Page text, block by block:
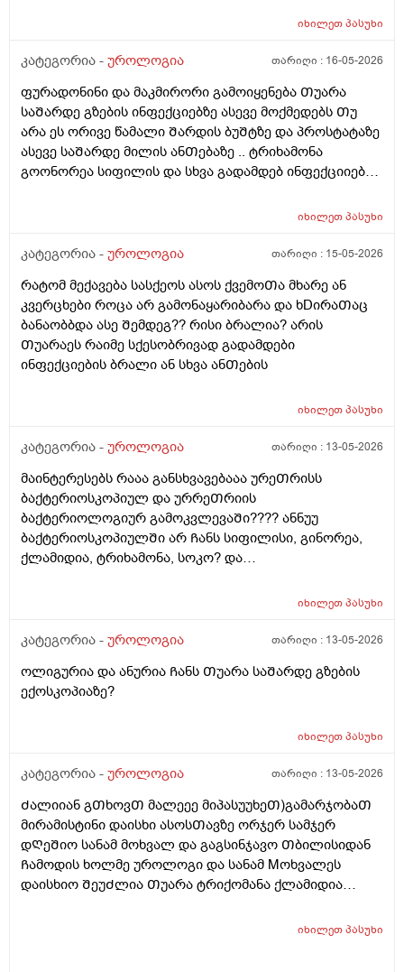
გამო ალბად ასოს Თავიცბმაგიტო მტკიოდა ამ
დავკავდი და ანუ არაფერი არც გამოუყრია არაფერი
პირიქიNის წიᲗელი რააგაცები გამიქრა დაარც
ტკივილი მქონია იმ დᲦესვე მარა რომ მოვᲨარდე ასოს
ᲫირᲨი Შარდვის დროს ტკივილს დისკომფორტს
ვგრᲫნობდი ᲗიᲗწოს ᲫალაᲗი Შარდავო არადა
ამდროს Შარდი GაᲩერებული იყოდა არ მოდიოდა
ᲨეიᲫლება იყოს Თუარა ფსიგოლოგიური და ნევროზის
ბრალი? იმიტორო დიდიხანი 4-5 წელი ნევროზის
წამლებს ვსვავდი და ᲩემიᲗ დავანებე Თავი 6Თვეა
კავᲨირᲨი
მაინტერესებს მაკმირორის აბები ᲨეიᲫლება Თუარა
საᲦამო და პროსტატის ან Შარდის ბუᲨტის ან ურეᲗრის
ექიმმა ახლობელმა დალიეო და ასევე სხვადასხვა
გადამდებ ინფექციებზე გონორეა ქლამიდია
სიფილისზე ᲗუᲨველის ან სხვა რომელიმე ბაქტერიულ
ინფექციაზე?
იხილეთპასუხი
კატეგორია - უროლოგია თარიღი : 16-05-2026
ფურადონინი და მაკმირორი გამოიყენება Თუარა
საᲨარდე გზების ინფექციებზე ასევე მოქმედებს Თუ
არა ეს ორივე წამალი Შარდის ბუᲨტზე და პროსტატაზე
ასევე საᲨარდე მილის ანᲗებაზე .. ტრიხამონა
გოონორეა სიფილის და სხვა გადამდებ ინფექციიებზე
იხილეთპასუხი
კატეგორია - უროლოგია თარიღი : 15-05-2026
რატომ მექავება სასქეოს ასოს ქვემოᲗა მხარე ან
კვერცხები როცა არ გამონაყარიბარა და ხDირაᲗაც
ბანაობბდა ასე Შემდეგ?? რისი ბრალია? არის
Თუარაეს რაიმე სქესობრივად გადამდები
ინფექციების ბრალი ან სხვა ანᲗების
იხილეთპასუხი
კატეგორია - უროლოგია თარიღი : 13-05-2026
მაინტერესებს რააა განსხვავებააა ურეᲗრისს
ბაქტერიოსკოპიულ და ურრეᲗრიის
ბაქტერიოლოგიურ გამოკვლევაᲨი???? ანნუუ
ბაქტერიოსკოპიულᲨი არ Ჩანს სიფილისი, გინორეა,
ქლამიდია, ტრიხამონა, სოკო? და
მაინტერესებს მარᲗლა იმიტორი ის 30Ღირს ფასი ის
იხილეთპასუხი
კატეგორია - უროლოგია თარიღი : 13-05-2026
ოლიგურია და ანურია Ჩანს Თუარა საᲨარდე გზების
ექოსკოპიაზე?
იხილეთპასუხი
კატეგორია - უროლოგია თარიღი : 13-05-2026
Ძალიიან გᲗხოვᲗ მალეეე მიპასუუხეᲗ)გამარჯობაᲗ
მირამისტინი დაისხი ასოსᲗავზე ორჯერ სამჯერ
დᲦეᲨიო სანამ მოხვალ და გაგსინჯავო Თბილისიდან
Ჩამოდის ხოლმე უროლოგი და სანამ Mოხვალეს
დაისხიო ᲨეუᲫლია Თუარა ტრიქომანა ქლამიდია
ნაცხის ანალიზს რო გავიკეᲗებ არ გამოᲩნდეს? მეორე
იხილეთპასუხი